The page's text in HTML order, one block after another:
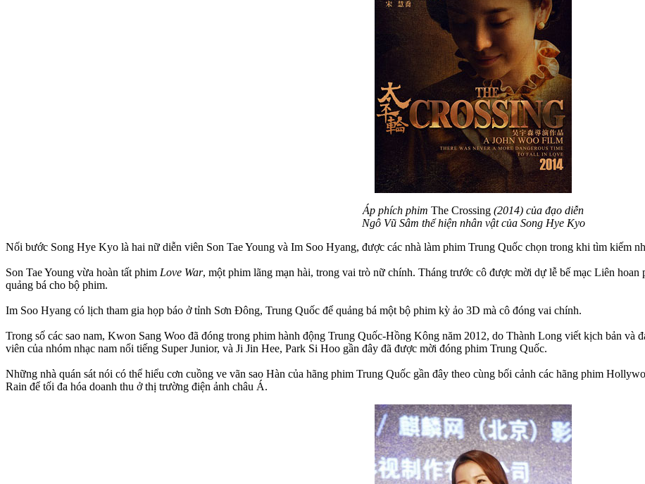
Áp phích phim The Crossing (2014) của đạo diễn
Ngô Vũ Sâm thể hiện nhân vật của Song Hye Kyo
Nối bước Song Hye Kyo là hai nữ diễn viên Son Tae Young và Im Soo Hyang, được các nhà làm phim Trung Quốc chọn trong khi tìm kiếm
Son Tae Young vừa hoàn tất phim Love War, một phim lãng mạn hài, trong vai trò nữ chính. Tháng trước cô được mời dự lễ bế mạc Liên
quảng bá cho bộ phim.
Im Soo Hyang có lịch tham gia họp báo ở tỉnh Sơn Đông, Trung Quốc để quảng bá một bộ phim kỳ ảo 3D mà cô đóng vai chính.
Trong số các sao nam, Kwon Sang Woo đã đóng trong phim hành động Trung Quốc-Hồng Kông năm 2012, do Thành Long viết kịch bản và
viên của nhóm nhạc nam nổi tiếng Super Junior, và Ji Jin Hee, Park Si Hoo gần đây đã được mời đóng phim Trung Quốc.
Những nhà quán sát nói có thể hiểu cơn cuồng ve vãn sao Hàn của hãng phim Trung Quốc gần đây theo cùng bối cảnh các hãng phim
Rain để tối đa hóa doanh thu ở thị trường điện ảnh châu Á.